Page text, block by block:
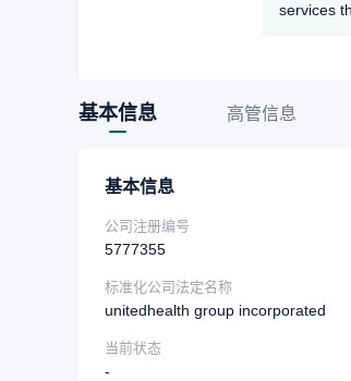
services
基本信息 高管信息
基本信息
公司注册编号
5777355
标准化公司法定名称
unitedhealth group incorporated
当前状态
-